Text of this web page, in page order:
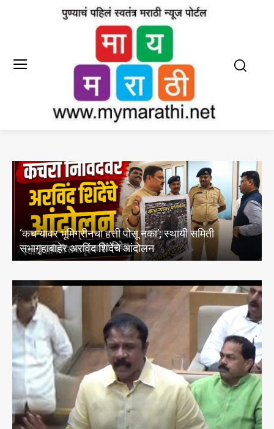
पोसू नका’; स्थायी समिती
आंदोलन
महिनाभरात सर्व भूसंपादन